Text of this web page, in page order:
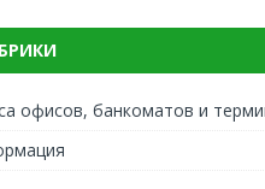
офисов, банкоматов и